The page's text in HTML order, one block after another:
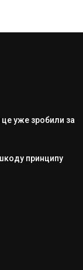
уже зробили за
принципу